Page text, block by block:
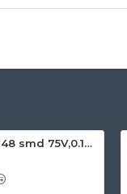
1N4148 =LL4148 smd 75V,0.15A SOD80C